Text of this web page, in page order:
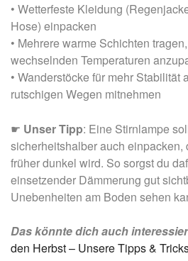
• Wetterfeste Kleidung
Hose) einpacken
• Mehrere warme Schichten
wechselnden Temperaturen
• Wanderstöcke für mehr Stabilität
rutschigen Wegen mitnehmen
☛ Unser Tipp: Eine Stirnlampe
sicherheitshalber auch einpacken,
früher dunkel wird. So sorgst du
einsetzender Dämmerung gut
Unebenheiten am Boden sehen
Das könnte dich auch
den Herbst – Unsere Tipps &